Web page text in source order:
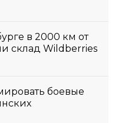
в 2000 км от
склад Wildberries
боевые